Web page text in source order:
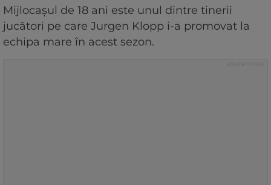
Mijlocașul de 18 ani este unul dintre tinerii
jucători pe care Jurgen Klopp i-a promovat la
echipa mare în acest sezon.